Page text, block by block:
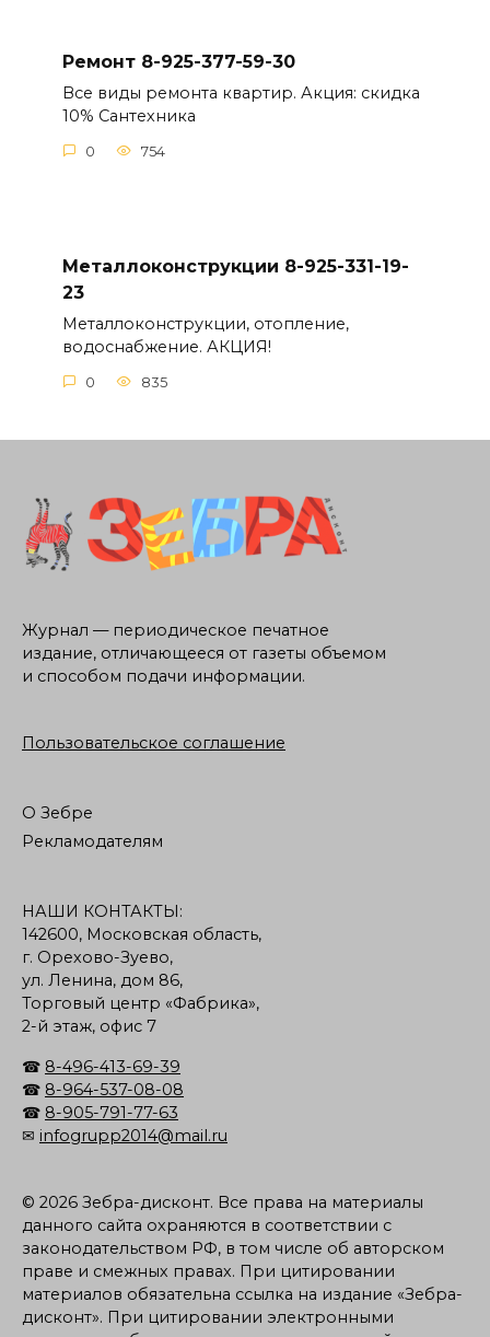
Ремонт 8-925-377-59-30
Все виды ремонта квартир. Акция: скидка
10% Сантехника
0 754
Металлоконструкции 8-925-331-19-
23
Металлоконструкции, отопление,
водоснабжение. АКЦИЯ!
0 835
Журнал — периодическое печатное
издание, отличающееся от газеты объемом
и способом подачи информации.
Пользовательское соглашение
О Зебре
Рекламодателям
НАШИ КОНТАКТЫ:
142600, Московская область,
г. Орехово-Зуево,
ул. Ленина, дом 86,
Торговый центр «Фабрика»,
2-й этаж, офис 7
☎ 8-496-413-69-39
☎ 8-964-537-08-08
☎ 8-905-791-77-63
✉ infogrupp2014@mail.ru
© 2026 Зебра-дисконт. Все права на материалы
данного сайта охраняются в соответствии с
законодательством РФ, в том числе об авторском
праве и смежных правах. При цитировании
материалов обязательна ссылка на издание «Зебра-
дисконт». При цитировании электронными